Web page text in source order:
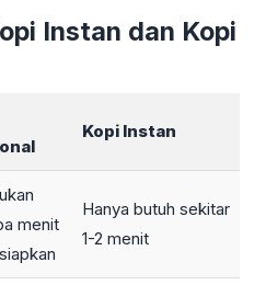
Instan dan Kopi
Kopi Instan
menit
Hanya butuh sekitar
1-2 menit